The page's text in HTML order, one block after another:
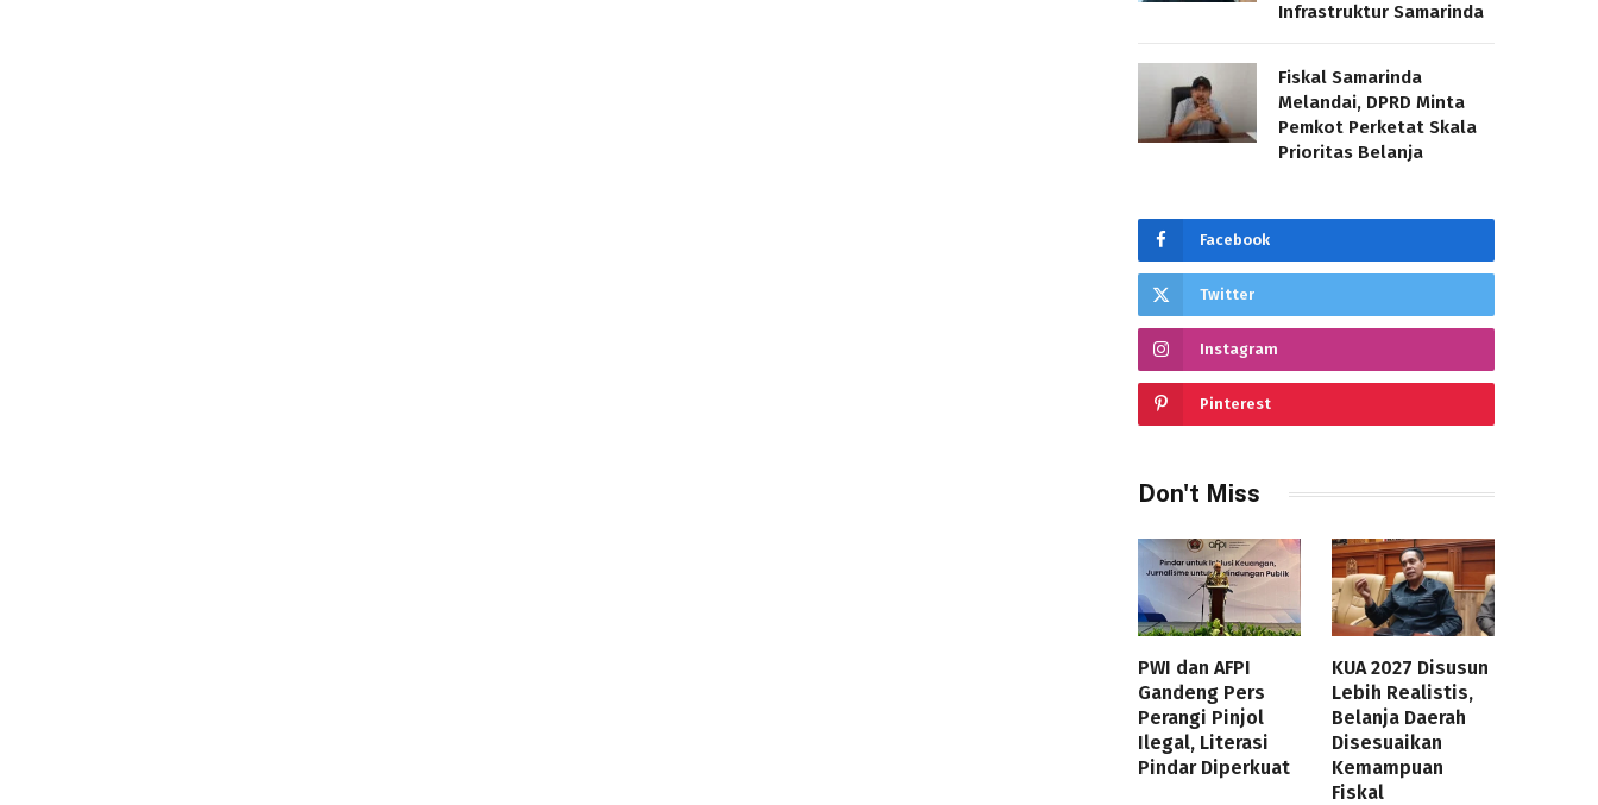
Infrastruktur Samarinda
Fiskal Samarinda
Melandai, DPRD Minta
Pemkot Perketat Skala
Prioritas Belanja
Facebook
Twitter
Instagram
Pinterest
Don't Miss
PWI dan AFPI
Gandeng Pers
Perangi Pinjol
Ilegal, Literasi
Pindar Diperkuat
KUA 2027 Disusun
Lebih Realistis,
Belanja Daerah
Disesuaikan
Kemampuan
Fiskal